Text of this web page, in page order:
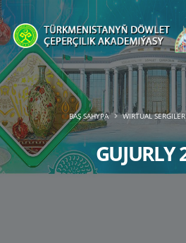
GUJURLY
BAŞ SAHYPA WIRTUAL SERGILER